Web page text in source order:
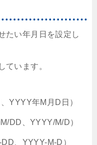
たい年月日を設定し
ています。
YYYY年M月D日）
DD、YYYY/M/D）
、YYYY-M-D）